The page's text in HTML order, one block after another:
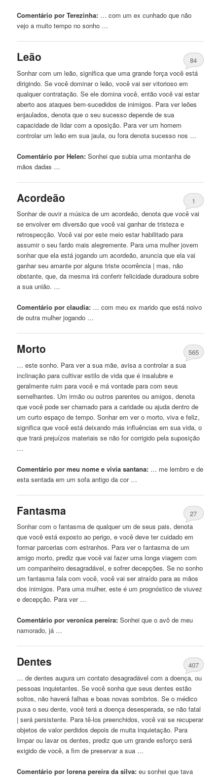
Comentário por Terezinha: … com um ex cunhadoque não
vejo a muito tempo no sonho …
Leão
84
Sonhar com um leão, significaque uma grande força você está
dirigindo. Se você dominar o leão, você vai ser vitorioso em
qualquer contratação. Se ele domina você, então você vai estar
aberto aos ataques bem-sucedidos de inimigos. Para ver leões
enjaulados, denotaque o seu sucesso depende de sua
capacidade de lidar com a oposição. Para ver um homem
controlar um leão em sua jaula, ou fora denota sucesso nos …
Comentário por Helen: Sonheique subiauma montanha de
mãos dadas …
Acordeão
1
Sonhar de ouvir a música de um acordeão, denotaque você vai
se envolver em diversãoque você vai ganhar de tristeza e
retrospecção. Você vai por este meio estar habilitado para
assumir o seu fardo mais alegremente. Parauma mulher jovem
sonharque ela está jogando um acordeão, anunciaque ela vai
ganhar seu amante por alguns triste ocorrência | mas, não
obstante,que, da mesma irá conferir felicidade duradoura sobre
a sua união. …
Comentário por claudia: … com meu ex maridoque está noivo
de outra mulher jogando …
Morto
565
… este sonho. Para ver a sua mãe, avisa a controlar a sua
inclinação para cultivar estilo de vidaque é insalubre e
geralmente ruim para você e má vontade para com seus
semelhantes. Um irmão ou outros parentes ou amigos, denota
que você pode ser chamado para a caridade ou ajuda dentro de
um curto espaço de tempo. Sonhar em ver o morto, viva e feliz,
significaque você está deixando más influências em sua vida, o
que trará prejuízos materiais se não for corrigido pela suposição
…
Comentário por meu nome e vivia santana: … me lembro e de
esta sentada em um sofa antigo da cor …
Fantasma
27
Sonhar com o fantasma de qualquer um de seus pais, denota
que você está exposto ao perigo, e você deve ter cuidado em
formar parcerias com estranhos. Para ver o fantasma de um
amigo morto, predizque você vai fazeruma longa viagem com
um companheiro desagradável, e sofrer decepções. Se no sonho
um fantasma fala com você, você vai ser atraído para as mãos
dos inimigos. Parauma mulher, este é um prognóstico de viuvez
e decepção. Para ver …
Comentário por veronica pereira: Sonheique o avô de meu
namorado, já …
Dentes
407
… de dentes augura um contato desagradável com a doença, ou
pessoas inquietantes. Se você sonhaque seus dentes estão
soltos, não haverá falhas e boas novas sombrios. Se o médico
puxa o seu dente, você terá a doença desesperada, se não fatal
| será persistente. Para tê-los preenchidos, você vai se recuperar
objetos de valor perdidos depois de muita inquietação. Para
limpar ou lavar os dentes, predizque um grande esforço será
exigido de você, a fim de preservar a sua …
Comentário por lorena pereira da silva: eu sonheique tava